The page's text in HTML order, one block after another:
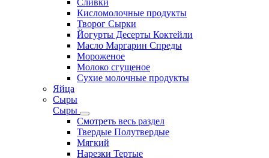
Сливки
Кисломолочные продукты
Творог Сырки
Йогурты Десерты Коктейли
Масло Маргарин Спреды
Мороженое
Молоко сгущеное
Сухие молочные продукты
Яйца
Сыры
Сыры
Смотреть весь раздел
Твердые Полутвердые
Мягкий
Нарезки Тертые